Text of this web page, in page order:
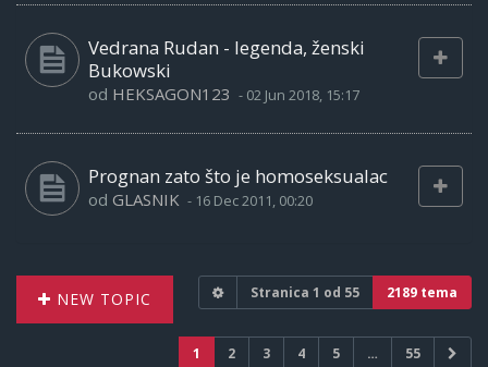
Vedrana Rudan - legenda, ženski
Bukowski
od HEKSAGON123 - 02 Jun 2018, 15:17
Prognan zato što je homoseksualac
od GLASNIK - 16 Dec 2011, 00:20
NEW TOPIC Stranica 1 od 55 2189 tema
1 2 3 4 5 … 55